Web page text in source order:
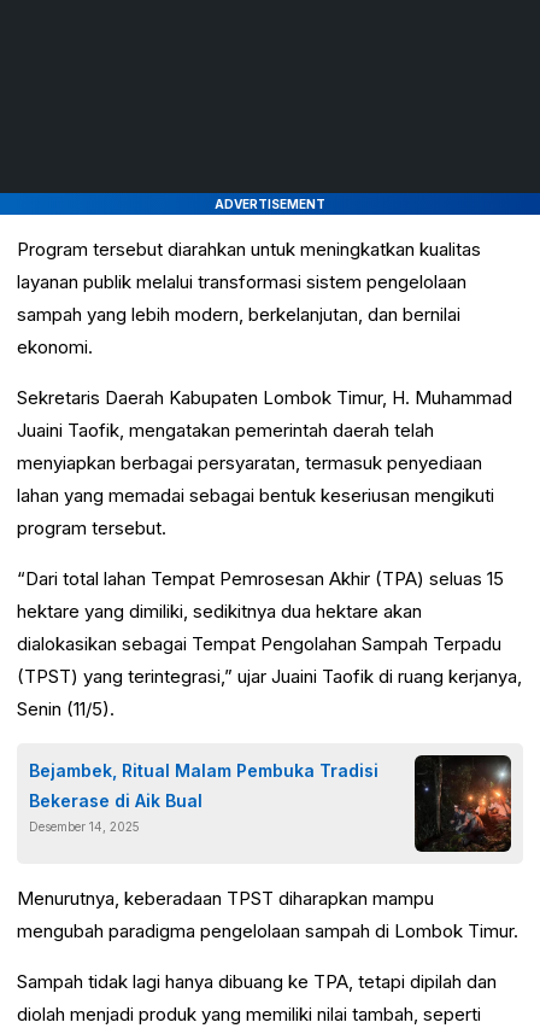
ADVERTISEMENT
Program tersebut diarahkan untuk meningkatkan kualitas
layanan publik melalui transformasi sistem pengelolaan
sampah yang lebih modern, berkelanjutan, dan bernilai
ekonomi.
Sekretaris Daerah Kabupaten Lombok Timur, H. Muhammad
Juaini Taofik, mengatakan pemerintah daerah telah
menyiapkan berbagai persyaratan, termasuk penyediaan
lahan yang memadai sebagai bentuk keseriusan mengikuti
program tersebut.
“Dari total lahan Tempat Pemrosesan Akhir (TPA) seluas 15
hektare yang dimiliki, sedikitnya dua hektare akan
dialokasikan sebagai Tempat Pengolahan Sampah Terpadu
(TPST) yang terintegrasi,” ujar Juaini Taofik di ruang kerjanya,
Senin (11/5).
Bejambek, Ritual Malam Pembuka Tradisi
Bekerase di Aik Bual
Desember 14, 2025
Menurutnya, keberadaan TPST diharapkan mampu
mengubah paradigma pengelolaan sampah di Lombok Timur.
Sampah tidak lagi hanya dibuang ke TPA, tetapi dipilah dan
diolah menjadi produk yang memiliki nilai tambah, seperti